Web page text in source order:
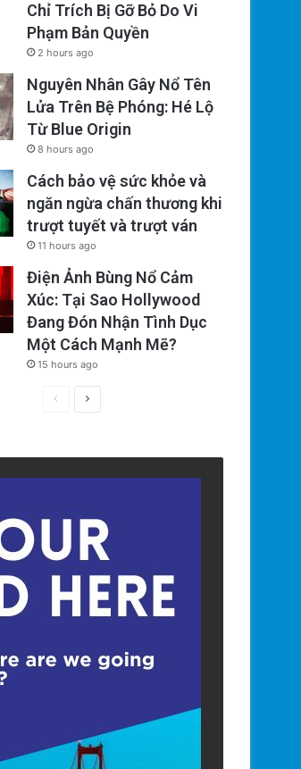
Chỉ Trích Bị Gỡ Bỏ Do Vi
Phạm Bản Quyền
2 hours ago
Nguyên Nhân Gây Nổ Tên
Lửa Trên Bệ Phóng: Hé Lộ
Từ Blue Origin
8 hours ago
Cách bảo vệ sức khỏe và
ngăn ngừa chấn thương khi
trượt tuyết và trượt ván
11 hours ago
Điện Ảnh Bùng Nổ Cảm
Xúc: Tại Sao Hollywood
Đang Đón Nhận Tình Dục
Một Cách Mạnh Mẽ?
15 hours ago
PreviousNext